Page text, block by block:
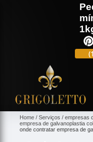
Home Serviços
empresas
empresa de galvanoplastia
onde contratar empresa de